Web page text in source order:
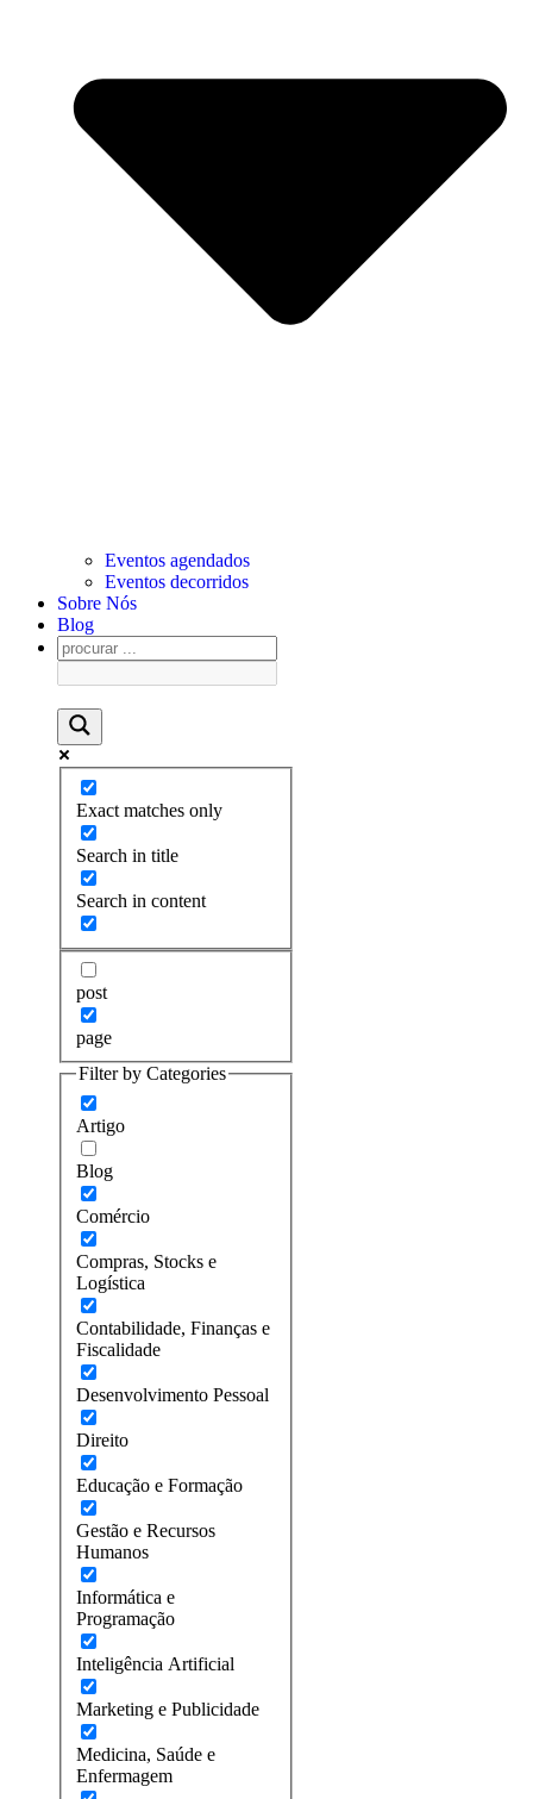
Eventos agendados
Eventos decorridos
Sobre Nós
Blog
Exact matches only
Search in title
Search in content
post
page
Filter by Categories
Artigo
Blog
Comércio
Compras, Stocks e
Logística
Contabilidade, Finanças e
Fiscalidade
Desenvolvimento Pessoal
Direito
Educação e Formação
Gestão e Recursos
Humanos
Informática e
Programação
Inteligência Artificial
Marketing e Publicidade
Medicina, Saúde e
Enfermagem